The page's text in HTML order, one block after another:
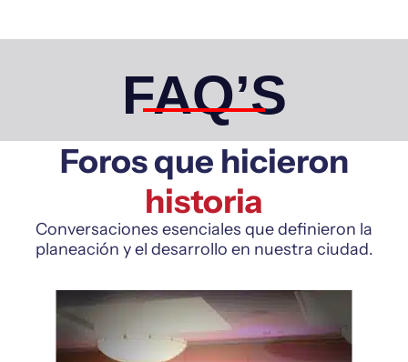
FAQ’S
Foros que hicieron
historia
Conversaciones esenciales que definieron la
planeación y el desarrollo en nuestra ciudad.